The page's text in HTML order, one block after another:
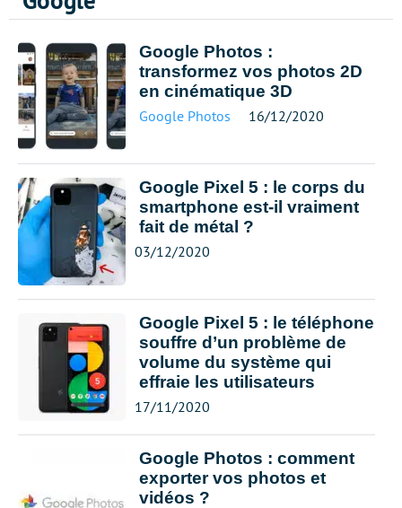
Google Photos :
transformez vos photos 2D
en cinématique 3D
Google Photos 16/12/2020
Google Pixel 5 : le corps du
smartphone est-il vraiment
fait de métal ?
03/12/2020
Google Pixel 5 : le téléphone
souffre d’un problème de
volume du système qui
effraie les utilisateurs
17/11/2020
Google Photos : comment
exporter vos photos et
vidéos ?